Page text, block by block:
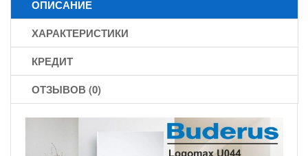
ОПИСАНИЕ
ХАРАКТЕРИСТИКИ
КРЕДИТ
ОТЗЫВОВ (0)